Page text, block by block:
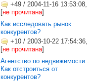
+49 / 2004-11-16 13:53:08,
[не прочитана]
Как исследовать рынок
конкурентов?
+10 / 2003-10-22 17:54:36,
[не прочитана]
Агентство по недвижимости .
Как отстроиться от
конкурентов?